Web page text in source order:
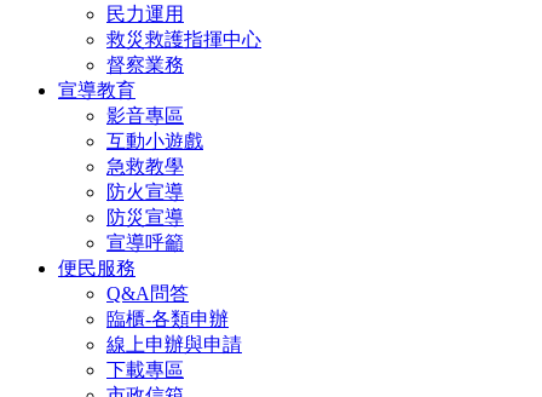
民力運用
救災救護指揮中心
督察業務
宣導教育
影音專區
互動小遊戲
急救教學
防火宣導
防災宣導
宣導呼籲
便民服務
Q&A問答
臨櫃-各類申辦
線上申辦與申請
下載專區